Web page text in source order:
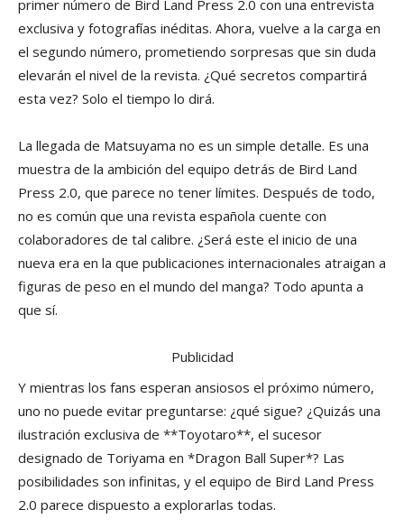
primer número de Bird Land Press 2.0 con una entrevista
exclusiva y fotografías inéditas. Ahora, vuelve a la carga en
el segundo número, prometiendo sorpresas que sin duda
elevarán el nivel de la revista. ¿Qué secretos compartirá
esta vez? Solo el tiempo lo dirá.
La llegada de Matsuyama no es un simple detalle. Es una
muestra de la ambición del equipo detrás de Bird Land
Press 2.0, que parece no tener límites. Después de todo,
no es común que una revista española cuente con
colaboradores de tal calibre. ¿Será este el inicio de una
nueva era en la que publicaciones internacionales atraigan a
figuras de peso en el mundo del manga? Todo apunta a
que sí.
Publicidad
Y mientras los fans esperan ansiosos el próximo número,
uno no puede evitar preguntarse: ¿qué sigue? ¿Quizás una
ilustración exclusiva de **Toyotaro**, el sucesor
designado de Toriyama en *Dragon Ball Super*? Las
posibilidades son infinitas, y el equipo de Bird Land Press
2.0 parece dispuesto a explorarlas todas.